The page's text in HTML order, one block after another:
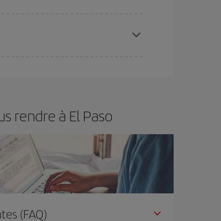
rendre à El Paso
(FAQ)